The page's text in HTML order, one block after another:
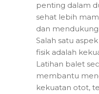
penting dalam
sehat lebih
dan
Salah satu
fisik adalah
Latihan balet
membantu
kekuatan otot,